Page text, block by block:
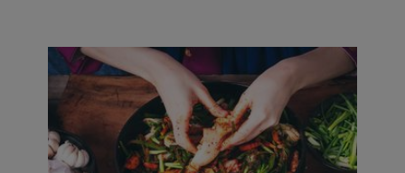
Plantera lök
Odla på nytt
Odla på balkong
Inreda balkong
Julbak
Julgodis
Julsallader
Vegetarisk julmat